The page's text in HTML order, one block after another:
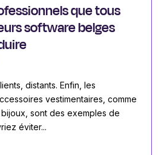
que tous
software belges
distants. Enfin, les
vestimentaires, comme
sont des exemples de
éviter...